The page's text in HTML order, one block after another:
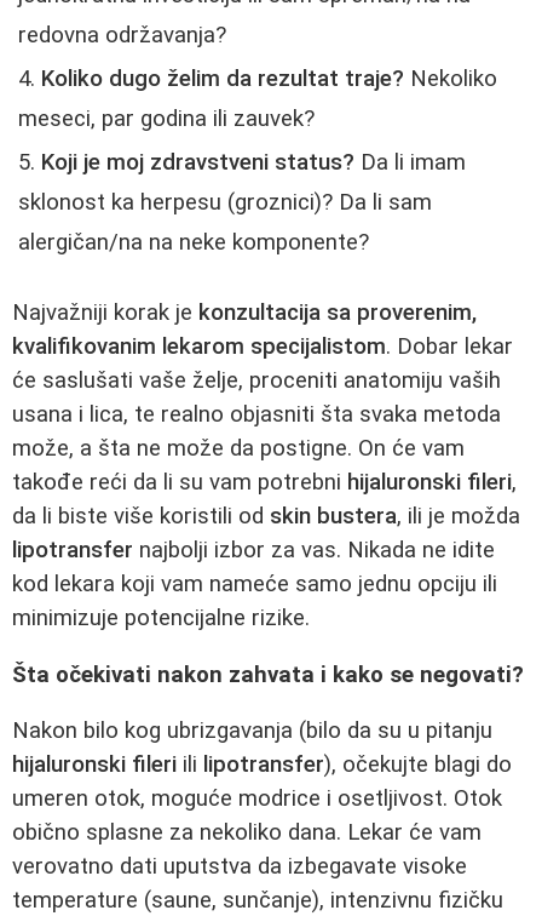
redovna održavanja?
Koliko dugo želim da rezultat traje? Nekoliko
meseci, par godina ili zauvek?
Koji je moj zdravstveni status? Da li imam
sklonost ka herpesu (groznici)? Da li sam
alergičan/na na neke komponente?
Najvažniji korak je konzultacija sa proverenim,
kvalifikovanim lekarom specijalistom. Dobar lekar
će saslušati vaše želje, proceniti anatomiju vaših
usana i lica, te realno objasniti šta svaka metoda
može, a šta ne može da postigne. On će vam
takođe reći da li su vam potrebni hijaluronski fileri,
da li biste više koristili od skin bustera, ili je možda
lipotransfer najbolji izbor za vas. Nikada ne idite
kod lekara koji vam nameće samo jednu opciju ili
minimizuje potencijalne rizike.
Šta očekivati nakon zahvata i kako se negovati?
Nakon bilo kog ubrizgavanja (bilo da su u pitanju
hijaluronski fileri ili lipotransfer), očekujte blagi do
umeren otok, moguće modrice i osetljivost. Otok
obično splasne za nekoliko dana. Lekar će vam
verovatno dati uputstva da izbegavate visoke
temperature (saune, sunčanje), intenzivnu fizičku